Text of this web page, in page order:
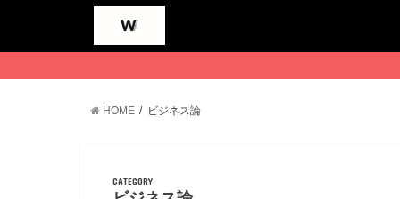
HOME ビジネス論
CATEGORY